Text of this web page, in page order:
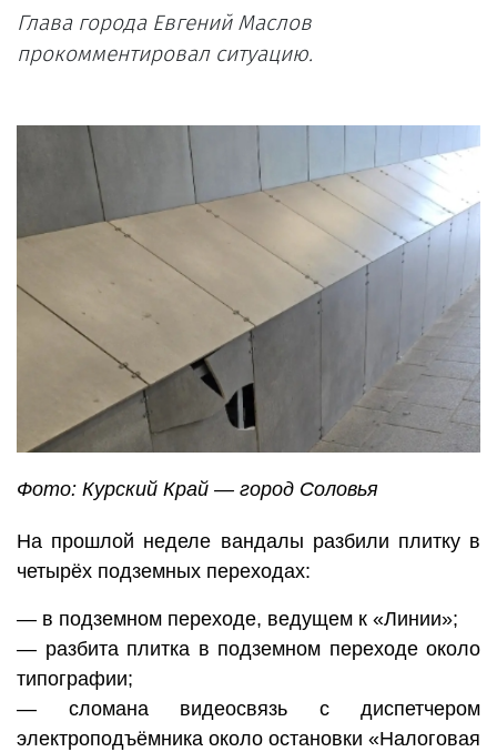
Глава города Евгений Маслов
прокомментировал ситуацию.
Фото: Курский Край — город Соловья
На прошлой неделе вандалы разбили плитку в
четырёх подземных переходах:
— в подземном переходе, ведущем к «Линии»;
— разбита плитка в подземном переходе около
типографии;
— сломана видеосвязь с диспетчером
электроподъёмника около остановки «Налоговая